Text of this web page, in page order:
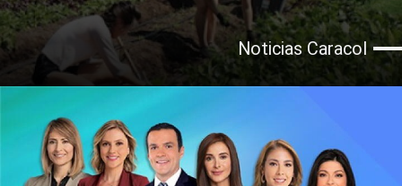
Noticias Caracol